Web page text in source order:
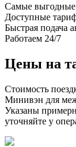
Самые выгодные
Доступные
Быстрая подача
Работаем 24/7
Цены на
Стоимость
Минивэн для
Указаны
уточняйте у